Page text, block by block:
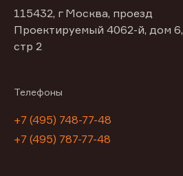
115432, г Москва, проезд
Проектируемый 4062-й, дом 6,
стр 2
Телефоны
+7 (495) 748-77-48
+7 (495) 787-77-48